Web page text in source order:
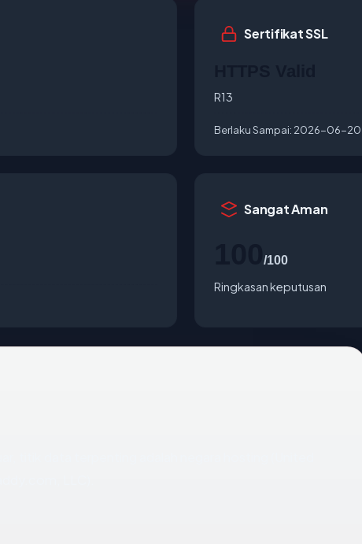
Sertifikat SSL
R13
Berlaku Sampai: 2026-06-20
Sangat Aman
/100
Ringkasan keputusan